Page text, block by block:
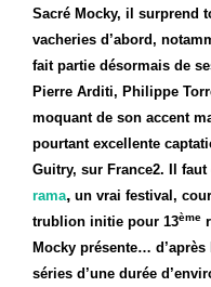
Sacré Mocky, il surprend
vacheries d’abord,
fait partie désormais de
Pierre Arditi, Philippe
moquant de son accent
pourtant excellente
Guitry, sur France2. Il
rama, un vrai festival,
trublion initie pour 13ème
Mocky présente…
séries d’une durée